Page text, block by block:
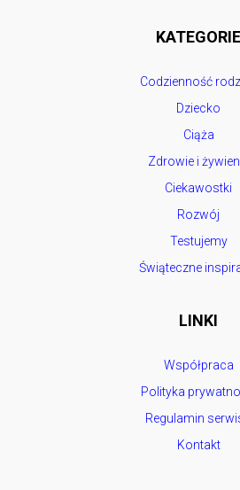
KATEGORIE
Codzienność
Dziecko
Ciąża
Zdrowie i
Ciekawostki
Rozwój
Testujemy
Świąteczne
LINKI
Współpraca
Polityka
Regulamin
Kontakt